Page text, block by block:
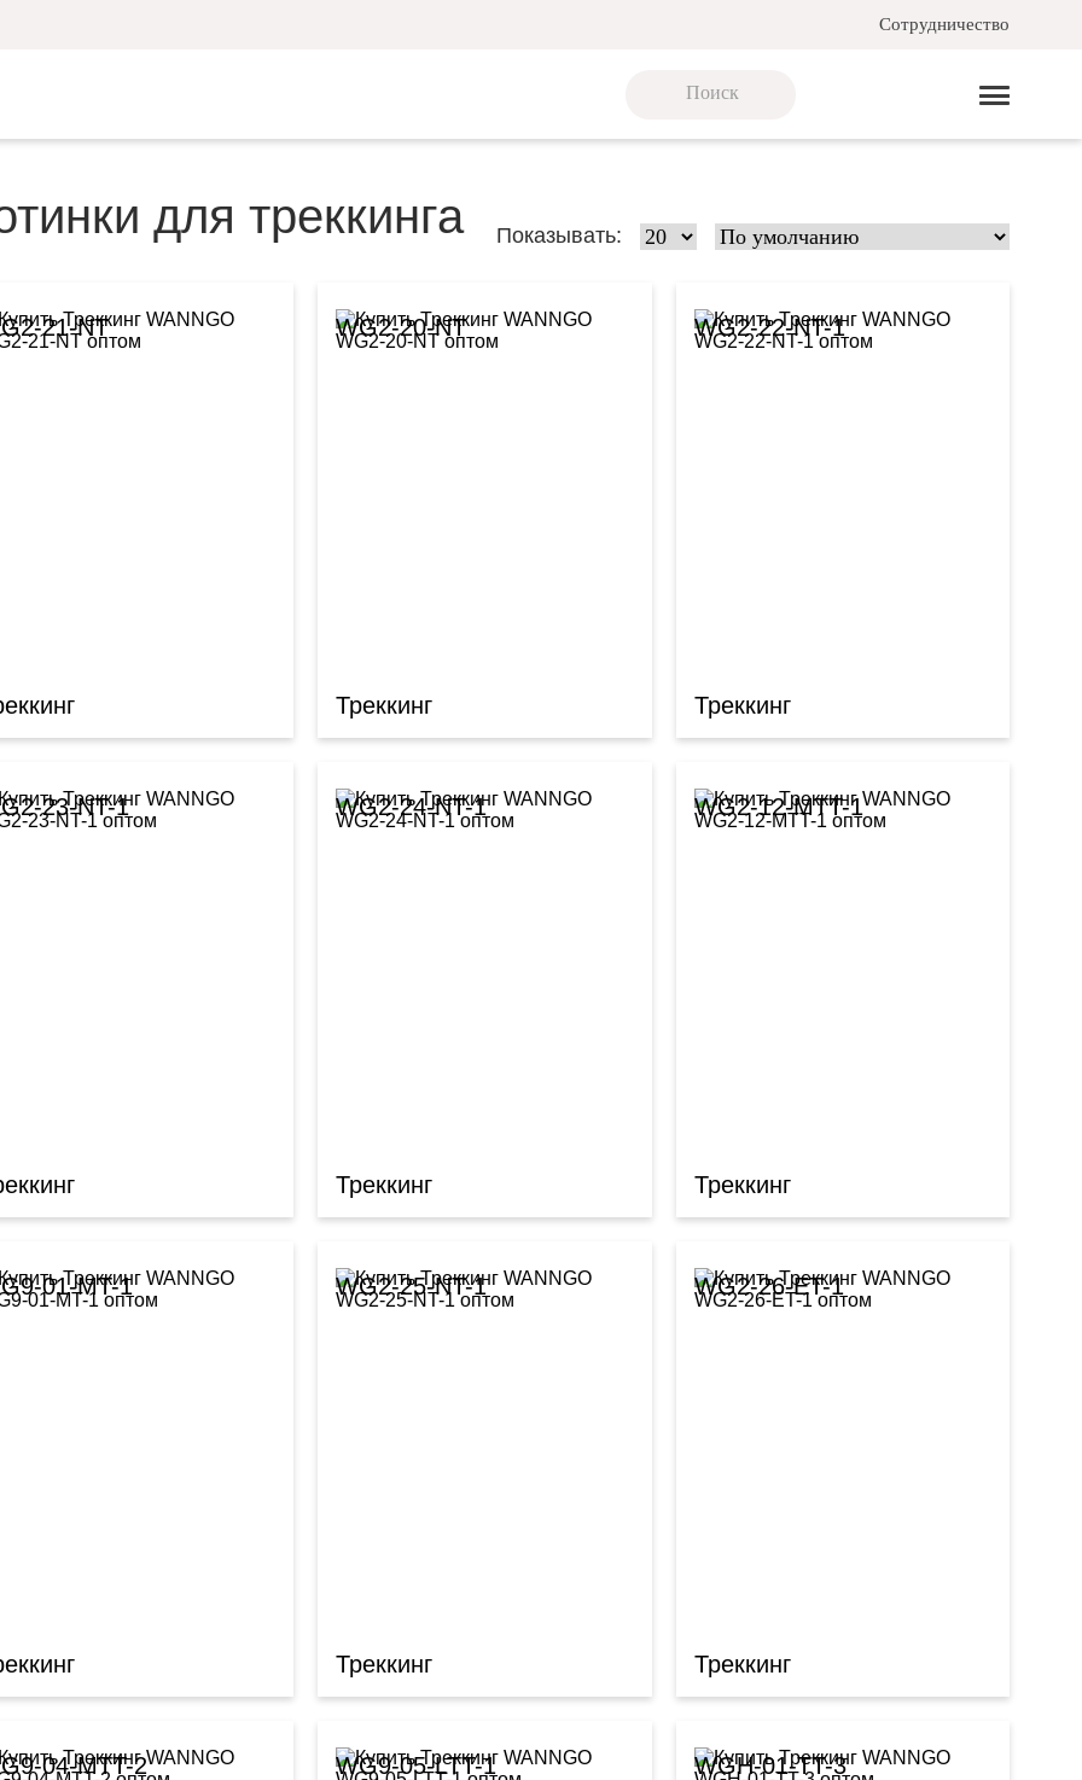
Сотрудничество
для треккинга Показывать:
21-NT WG2-20-NT
Треккинг
WG2-22-NT-1
Треккинг
23-NT-1 WG2-24-NT-1
Треккинг
WG2-12-MTT-1
Треккинг
01-MT-1 WG2-25-NT-1
Треккинг
WG2-26-ET-1
Треккинг
04-MTT-2 WG9-05-LTT-1 WGH-01-TT-3